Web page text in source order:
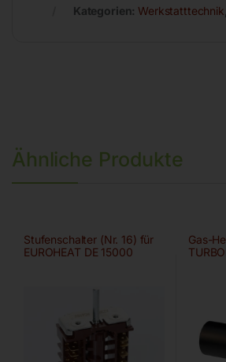
Kategorien: Werkstatttechnik
Ähnliche Produkte
Stufenschalter (Nr. 16) für
EUROHEAT DE 15000
Gas-